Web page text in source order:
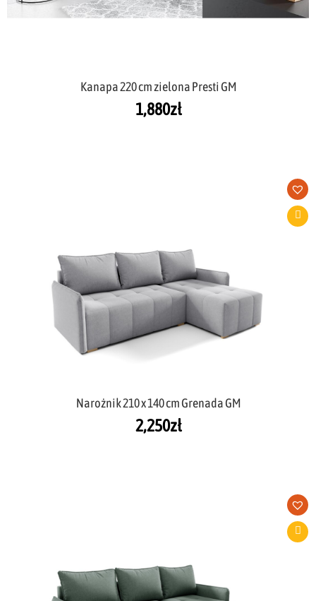
Kanapa 220 cm zielona Presti GM
1,880zł
Narożnik 210 x 140 cm Grenada GM
2,250zł